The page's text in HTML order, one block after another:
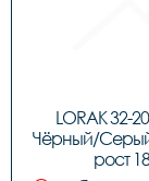
LORAK 32-
Чёрный/
рост